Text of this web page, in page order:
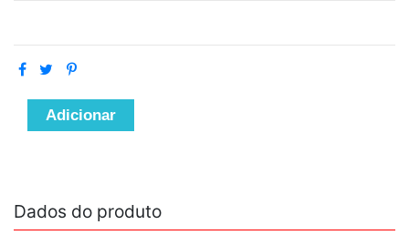
Adicionar
Dados do produto